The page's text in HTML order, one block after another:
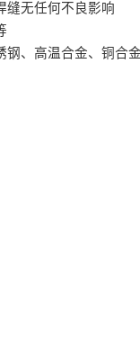
缝无任何不良影响
钢、高温合金、铜合